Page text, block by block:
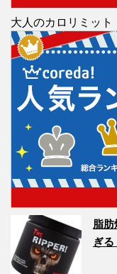
大人のカロリミット
脂
ぎる